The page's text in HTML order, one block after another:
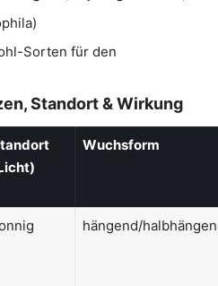
Sorten für den
Standort & Wirkung
Wuchsform
hängend/